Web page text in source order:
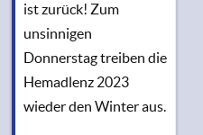
ist zurück! Zum
unsinnigen
Donnerstag treiben die
Hemadlenz 2023
wieder den Winter aus.